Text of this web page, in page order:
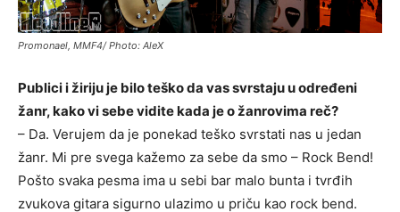
Promonael, MMF4/ Photo: AleX
Publici i žiriju je bilo teško da vas svrstaju u određeni
žanr, kako vi sebe vidite kada je o žanrovima reč?
– Da. Verujem da je ponekad teško svrstati nas u jedan
žanr. Mi pre svega kažemo za sebe da smo – Rock Bend!
Pošto svaka pesma ima u sebi bar malo bunta i tvrđih
zvukova gitara sigurno ulazimo u priču kao rock bend.